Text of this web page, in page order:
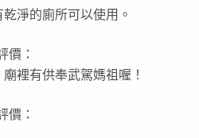
淨的廁所可以使用。
價：
裡有供奉武駕媽祖喔！
價：